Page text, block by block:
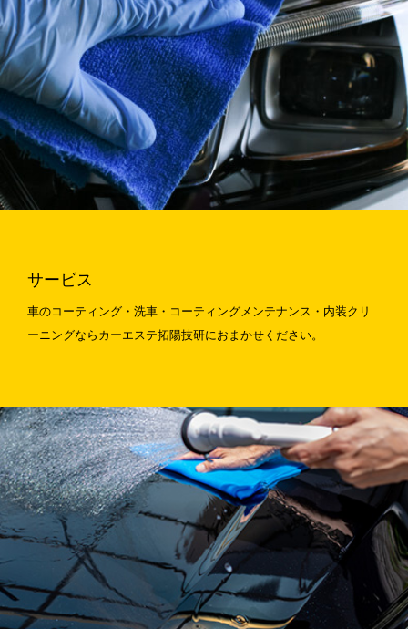
サービス
車のコーティング・洗車・コーティングメンテナンス・内装クリ
ーニングならカーエステ拓陽技研におまかせください。